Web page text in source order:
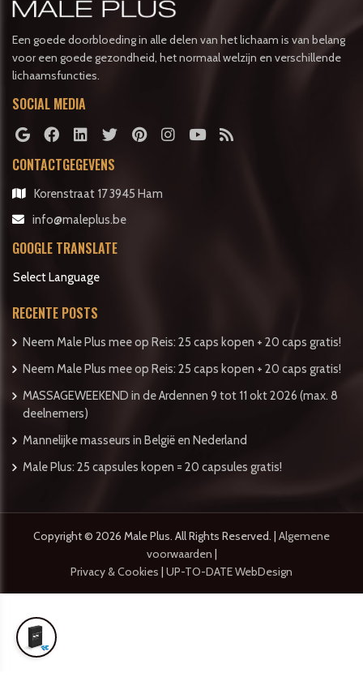
Een goede doorbloeding in alle delen van het lichaam is van belang
voor een goede gezondheid, het normaal welzijn en verschillende
lichaamsfuncties.
SOCIAL MEDIA
CONTACTGEGEVENS
Korenstraat 17 3945 Ham
info@maleplus.be
GOOGLE TRANSLATE
Select Language
RECENTE POSTS
Neem Male Plus mee op Reis: 25 caps kopen + 20 caps gratis!
Neem Male Plus mee op Reis: 25 caps kopen + 20 caps gratis!
MASSAGEWEEKEND in de Ardennen 9 tot 11 okt 2026 (max. 8
deelnemers)
Mannelijke masseurs in België en Nederland
Male Plus: 25 capsules kopen = 20 capsules gratis!
Copyright © 2026 Male Plus. All Rights Reserved. | Algemene
voorwaarden |
Privacy & Cookies | UP-TO-DATE WebDesign